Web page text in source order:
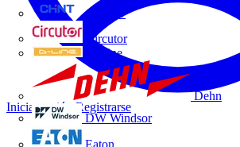
CHINT
Circutor
D-Line
Dehn
DW Windsor
Eaton
Iniciar sesión Registrarse